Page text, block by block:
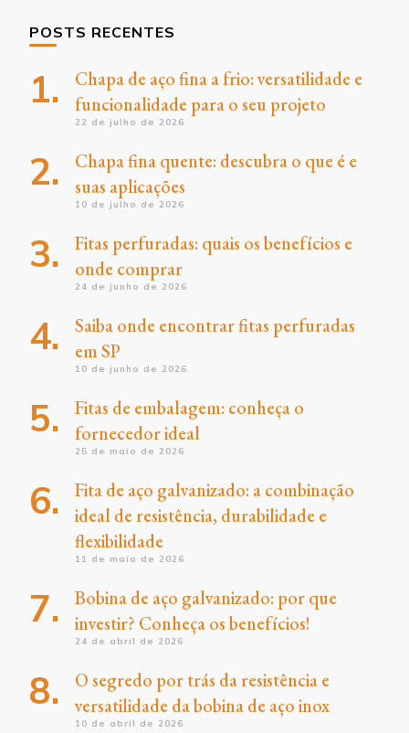
POSTS RECENTES
Chapa de aço fina a frio: versatilidade e
funcionalidade para o seu projeto
22 de julho de 2026
Chapa fina quente: descubra o que é e
suas aplicações
10 de julho de 2026
Fitas perfuradas: quais os benefícios e
onde comprar
24 de junho de 2026
Saiba onde encontrar fitas perfuradas
em SP
10 de junho de 2026
Fitas de embalagem: conheça o
fornecedor ideal
25 de maio de 2026
Fita de aço galvanizado: a combinação
ideal de resistência, durabilidade e
flexibilidade
11 de maio de 2026
Bobina de aço galvanizado: por que
investir? Conheça os benefícios!
24 de abril de 2026
O segredo por trás da resistência e
versatilidade da bobina de aço inox
10 de abril de 2026